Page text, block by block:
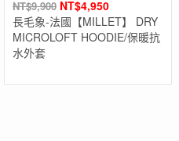
NT$9,900 NT$4,950
長毛象-法國【MILLET】 DRY
MICROLOFT HOODIE/保暖抗
水外套